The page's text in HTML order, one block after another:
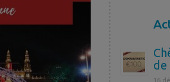
de
16